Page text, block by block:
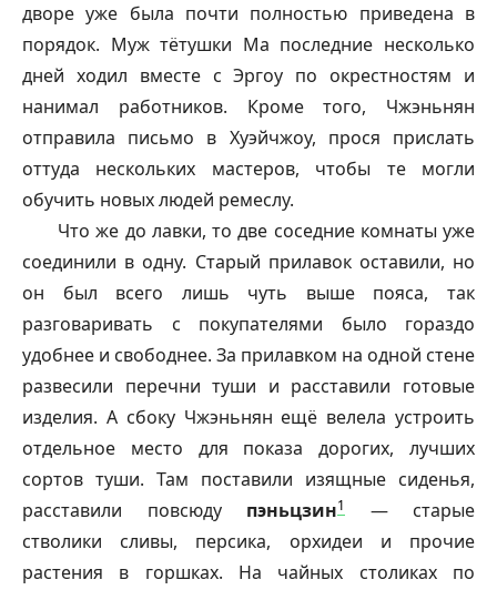
дворе уже была почти полностью приведена в
порядок. Муж тётушки Ма последние несколько
дней ходил вместе с Эргоу по окрестностям и
нанимал работников. Кроме того, Чжэньнян
отправила письмо в Хуэйчжоу, прося прислать
оттуда нескольких мастеров, чтобы те могли
обучить новых людей ремеслу.
Что же до лавки, то две соседние комнаты уже
соединили в одну. Старый прилавок оставили, но
он был всего лишь чуть выше пояса, так
разговаривать с покупателями было гораздо
удобнее и свободнее. За прилавком на одной стене
развесили перечни туши и расставили готовые
изделия. А сбоку Чжэньнян ещё велела устроить
отдельное место для показа дорогих, лучших
сортов туши. Там поставили изящные сиденья,
расставили повсюду пэньцзин1
— старые
стволики сливы, персика, орхидеи и прочие
растения в горшках. На чайных столиках по